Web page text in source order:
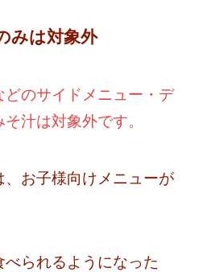
みは対象外
のサイドメニュー・デ
汁は対象外です。
お子様向けメニューが
られるようになった